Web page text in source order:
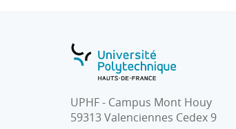
UPHF - Campus Mont Houy
59313 Valenciennes Cedex 9